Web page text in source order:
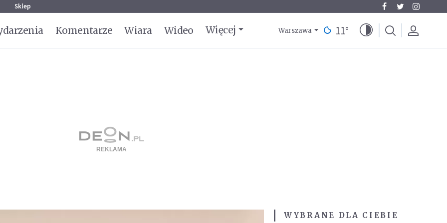
Sklep
Komentarze Wiara Wideo Więcej Warszawa 11°
WYBRANE DLA CIEBIE